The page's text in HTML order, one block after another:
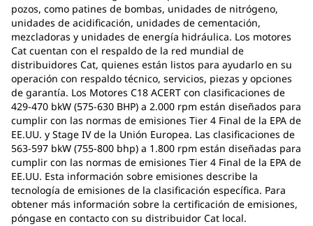
pozos, como patines de bombas, unidades de nitrógeno,
unidades de acidificación, unidades de cementación,
mezcladoras y unidades de energía hidráulica. Los motores
Cat cuentan con el respaldo de la red mundial de
distribuidores Cat, quienes están listos para ayudarlo en su
operación con respaldo técnico, servicios, piezas y opciones
de garantía. Los Motores C18 ACERT con clasificaciones de
429-470 bkW (575-630 BHP) a 2.000 rpm están diseñados para
cumplir con las normas de emisiones Tier 4 Final de la EPA de
EE.UU. y Stage IV de la Unión Europea. Las clasificaciones de
563-597 bkW (755-800 bhp) a 1.800 rpm están diseñadas para
cumplir con las normas de emisiones Tier 4 Final de la EPA de
EE.UU. Esta información sobre emisiones describe la
tecnología de emisiones de la clasificación específica. Para
obtener más información sobre la certificación de emisiones,
póngase en contacto con su distribuidor Cat local.